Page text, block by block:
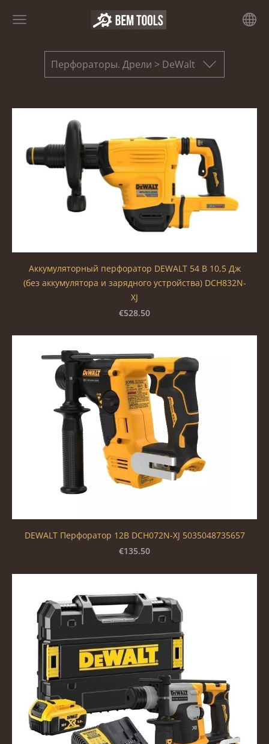
Перфораторы. Дрели > DeWalt
Аккумуляторный перфоратор DEWALT 54 В 10,5 Дж
(без аккумулятора и зарядного устройства) DCH832N-
XJ
€528.50
DEWALT Перфоратор 12В DCH072N-XJ 5035048735657
€135.50